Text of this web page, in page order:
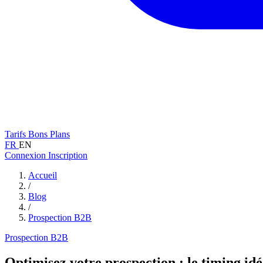
Tarifs Bons Plans
FR EN
Connexion Inscription
Accueil
/
Blog
/
Prospection B2B
Prospection B2B